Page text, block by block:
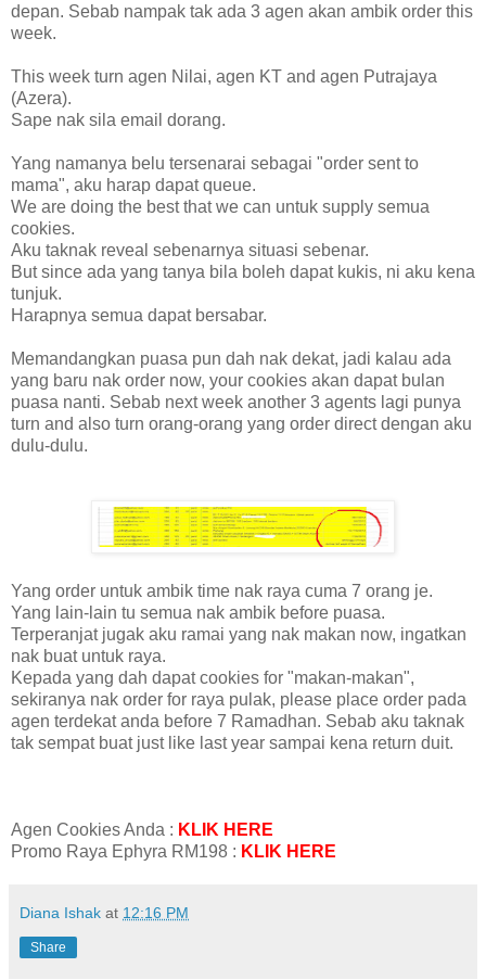
depan. Sebab nampak tak ada 3 agen akan ambik order this
week.
This week turn agen Nilai, agen KT and agen Putrajaya
(Azera).
Sape nak sila email dorang.
Yang namanya belu tersenarai sebagai "order sent to
mama", aku harap dapat queue.
We are doing the best that we can untuk supply semua
cookies.
Aku taknak reveal sebenarnya situasi sebenar.
But since ada yang tanya bila boleh dapat kukis, ni aku kena
tunjuk.
Harapnya semua dapat bersabar.
Memandangkan puasa pun dah nak dekat, jadi kalau ada
yang baru nak order now, your cookies akan dapat bulan
puasa nanti. Sebab next week another 3 agents lagi punya
turn and also turn orang-orang yang order direct dengan aku
dulu-dulu.
Yang order untuk ambik time nak raya cuma 7 orang je.
Yang lain-lain tu semua nak ambik before puasa.
Terperanjat jugak aku ramai yang nak makan now, ingatkan
nak buat untuk raya.
Kepada yang dah dapat cookies for "makan-makan",
sekiranya nak order for raya pulak, please place order pada
agen terdekat anda before 7 Ramadhan. Sebab aku taknak
tak sempat buat just like last year sampai kena return duit.
Agen Cookies Anda : KLIK HERE
Promo Raya Ephyra RM198 : KLIK HERE
Diana Ishak at 12:16 PM
Share